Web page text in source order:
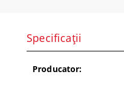
Specificații
Producator: